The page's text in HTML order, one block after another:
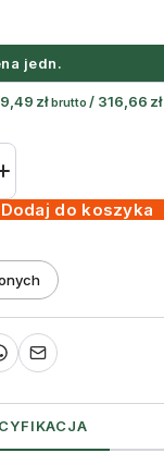
jedn.
zł brutto / 316,66 zł
Dodaj do koszyka